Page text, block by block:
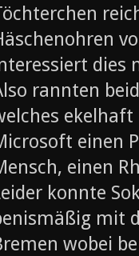
dies
rannten
einen
einen
konnte
mit
wobei